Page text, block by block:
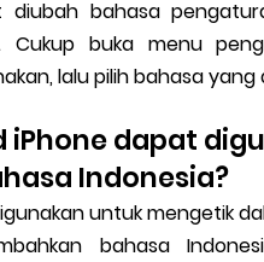
diubah bahasa
Cukup buka menu
lalu pilih bahasa yang
iPhone dapat
Indonesia?
untuk mengetik
bahasa